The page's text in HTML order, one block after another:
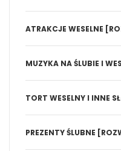
ATRAKCJE WESELNE
MUZYKA NA ŚLUBIE I
TORT WESELNY I INNE
PREZENTY ŚLUBNE